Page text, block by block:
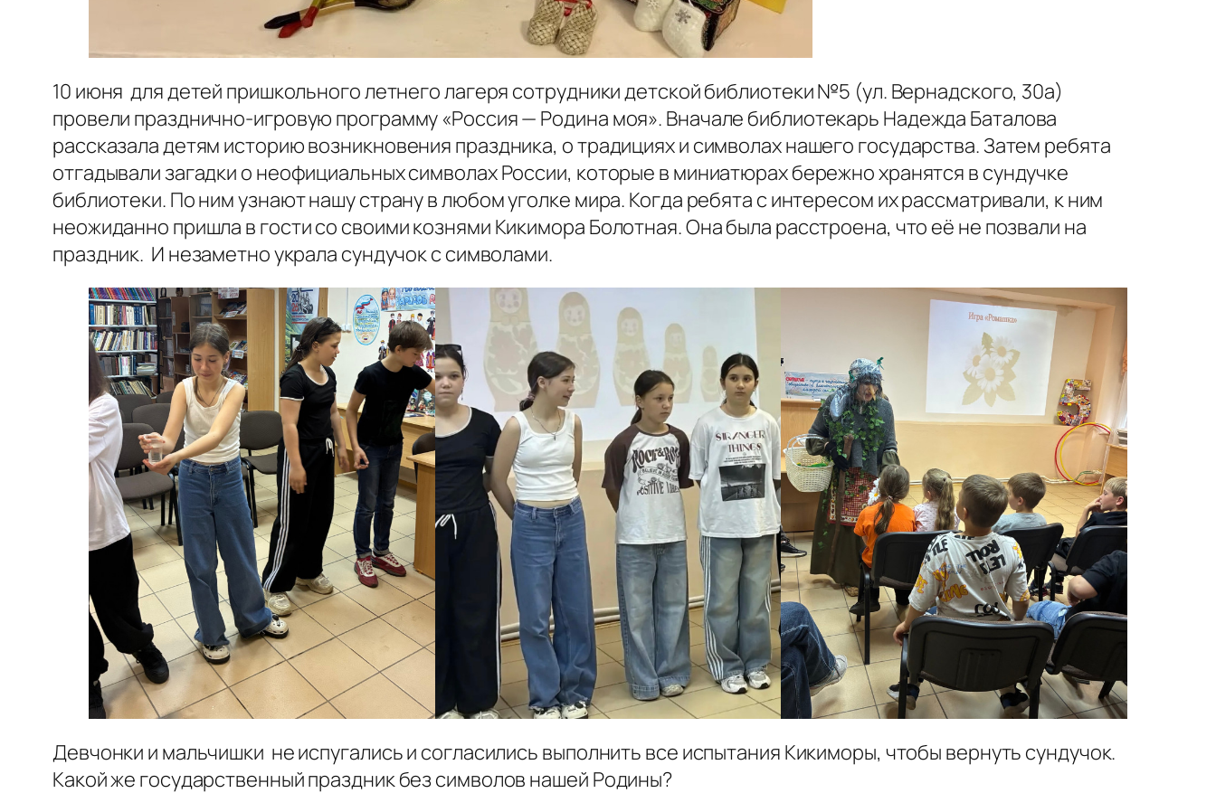
10 июня для детей пришкольного летнего лагеря сотрудники детской библиотеки №5 (ул. Вернадского, 30а)
провели празднично-игровую программу «Россия — Родина моя». Вначале библиотекарь Надежда Баталова
рассказала детям историю возникновения праздника, о традициях и символах нашего государства. Затем ребята
отгадывали загадки о неофициальных символах России, которые в миниатюрах бережно хранятся в сундучке
библиотеки. По ним узнают нашу страну в любом уголке мира. Когда ребята с интересом их рассматривали, к ним
неожиданно пришла в гости со своими кознями Кикимора Болотная. Она была расстроена, что её не позвали на
праздник. И незаметно украла сундучок с символами.
Девчонки и мальчишки не испугались и согласились выполнить все испытания Кикиморы, чтобы вернуть сундучок.
Какой же государственный праздник без символов нашей Родины?